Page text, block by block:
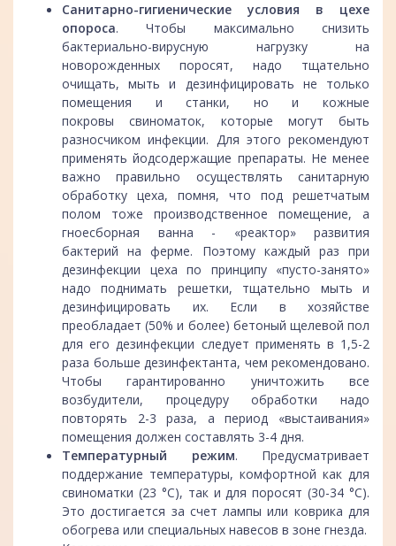
Санитарно-гигиенические условия в цехе
опороса. Чтобы максимально снизить
бактериально-вирусную нагрузку на
новорожденных поросят, надо тщательно
очищать, мыть и дезинфицировать не только
помещения и станки, но и кожные
покровы свиноматок, которые могут быть
разносчиком инфекции. Для этого рекомендуют
применять йодсодержащие препараты. Не менее
важно правильно осуществлять санитарную
обработку цеха, помня, что под решетчатым
полом тоже производственное помещение, а
гноесборная ванна - «реактор» развития
бактерий на ферме. Поэтому каждый раз при
дезинфекции цеха по принципу «пусто-занято»
надо поднимать решетки, тщательно мыть и
дезинфицировать их. Если в хозяйстве
преобладает (50% и более) бетоный щелевой пол
для его дезинфекции следует применять в 1,5-2
раза больше дезинфектанта, чем рекомендовано.
Чтобы гарантированно уничтожить все
возбудители, процедуру обработки надо
повторять 2-3 раза, а период «выстаивания»
помещения должен составлять 3-4 дня.
Температурный режим. Предусматривает
поддержание температуры, комфортной как для
свиноматки (23 °С), так и для поросят (30-34 °С).
Это достигается за счет лампы или коврика для
обогрева или специальных навесов в зоне гнезда.